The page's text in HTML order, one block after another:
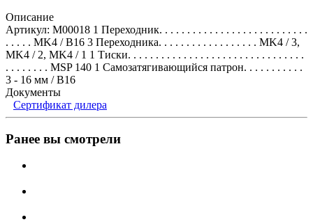
Описание
Артикул: M00018 1 Переходник. . . . . . . . . . . . . . . . . . . . . . . . . . .
. . . . . MK4 / B16 3 Переходника. . . . . . . . . . . . . . . . . . MK4 / 3,
MK4 / 2, MK4 / 1 1 Тиски. . . . . . . . . . . . . . . . . . . . . . . . . . . . . . . .
. . . . . . . . MSP 140 1 Самозатягивающийся патрон. . . . . . . . . . .
3 - 16 мм / B16
Документы
Сертификат дилера
Ранее вы смотрели